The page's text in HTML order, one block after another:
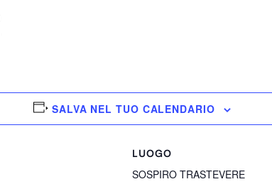
SALVA NEL TUO CALENDARIO
LUOGO
SOSPIRO TRASTEVERE